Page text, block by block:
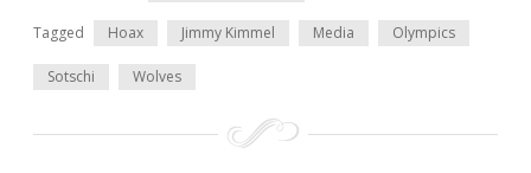
Tagged Hoax Jimmy Kimmel Media Olympics
Sotschi Wolves